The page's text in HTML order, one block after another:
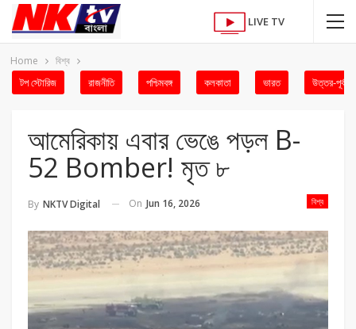
LIVE TV
Home বিশ্ব
টপ স্টোরিজ রাজনীতি পশ্চিমবঙ্গ কলকাতা ভারত উত্তর-পূর্ব
আমেরিকায় এবার ভেঙে পড়ল B-
52 Bomber! মৃত ৮
বিশ্ব
By NKTV Digital On Jun 16, 2026